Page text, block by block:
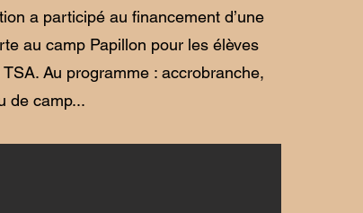
a participé au financement d’une
au camp Papillon pour les élèves
Au programme : accrobranche,
de camp...